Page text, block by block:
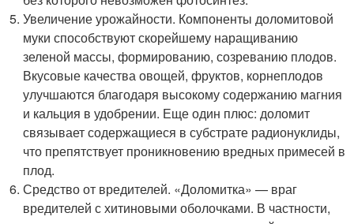
Увеличение урожайности. Компоненты доломитовой
муки способствуют скорейшему наращиванию
зеленой массы, формированию, созреванию плодов.
Вкусовые качества овощей, фруктов, корнеплодов
улучшаются благодаря высокому содержанию магния
и кальция в удобрении. Еще один плюс: доломит
связывает содержащиеся в субстрате радионуклиды,
что препятствует проникновению вредных примесей в
плод.
Средство от вредителей. «Доломитка» — враг
вредителей с хитиновыми оболочками. В частности,